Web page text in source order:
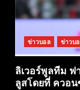
ข่าวบอล ข่าวบอ
ลิเวอร์พูลทีม ฟ
ลูสโดยที่ ควอ